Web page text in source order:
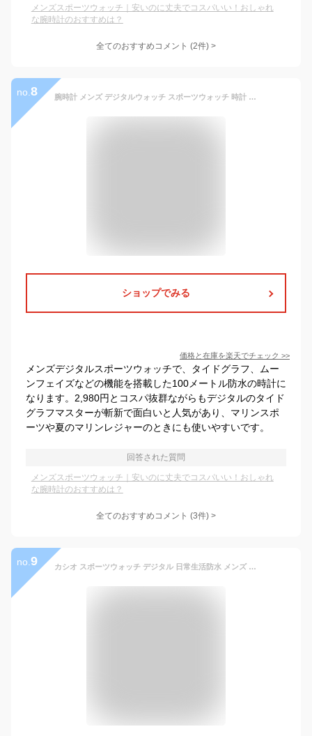
メンズスポーツウォッチ｜安いのに丈夫でコスパいい！おしゃれ
な腕時計のおすすめは？
全てのおすすめコメント (2件) >
no. 8 腕時計 メンズ デジタルウォッチ スポーツウォッチ 時計 タイドグラフ ムーンフェイズ 満潮/干潮 月齢 釣り フィッシング サーフィン マリンスポーツ 男性用 100m防水 ブランド：ラドウェザー LAD WEATHER タイドグラフマスター
ショップでみる
価格と在庫を楽天でチェック >>
メンズデジタルスポーツウォッチで、タイドグラフ、ムー
ンフェイズなどの機能を搭載した100メートル防水の時計に
なります。2,980円とコスパ抜群ながらもデジタルのタイド
グラフマスターが斬新で面白いと人気があり、マリンスポ
ーツや夏のマリンレジャーのときにも使いやすいです。
回答された質問
メンズスポーツウォッチ｜安いのに丈夫でコスパいい！おしゃれ
な腕時計のおすすめは？
全てのおすすめコメント (3件) >
no. 9 カシオ スポーツウォッチ デジタル 日常生活防水 メンズ 腕時計 ブラック 黒 (FSD8OC51) ストップウォッチ アラーム カレンダー 10年電池 LED ライト付き ランニングウォッチ カシオ CASIO マラソン ランニング 時計 ランナー ウォッチ ランニングウオッチ